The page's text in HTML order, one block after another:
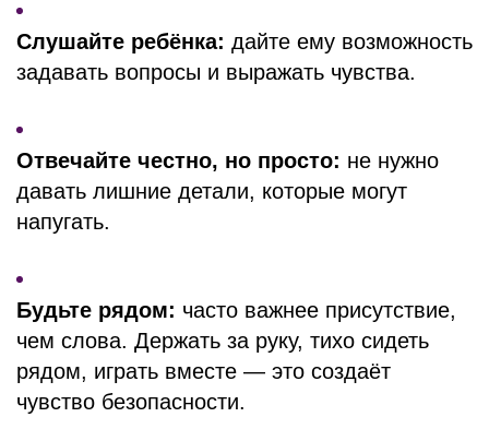
Слушайте ребёнка: дайте ему возможность
задавать вопросы и выражать чувства.
Отвечайте честно, но просто: не нужно
давать лишние детали, которые могут
напугать.
Будьте рядом: часто важнее присутствие,
чем слова. Держать за руку, тихо сидеть
рядом, играть вместе — это создаёт
чувство безопасности.